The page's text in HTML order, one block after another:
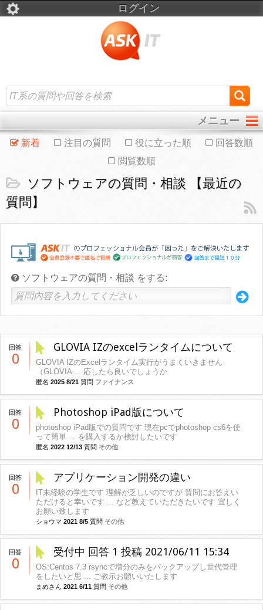
ログイン
メニュー
新着 注目の質問 役に立った順
回答数順
閲覧数順
ソフトウェアの質問・相談 【最近の
質問】
ソフトウェアの質問・相談 をする:
回答
0
GLOVIA IZのexcelランタイムについて
GLOVIA IZのExcelランタイム実行がうまくいきません
（GLOVIA ... 応したら良いでしょうか
匿名 2025 8/21 質問 ファイナンス
回答
0
Photoshop iPad版について
photoshop iPad版での質問です 現在pcでphotoshop cs6を使
って簡単 ... を購入するか検討したいです
匿名 2022 12/13 質問 その他
回答
0
アプリケーション開発の違い
IT未経験の学生です 理解が乏しいのですが 質問にお答えい
ただけると幸いです ... など教えていただきたいです 宜しく
お願い致します
ショウマ 2021 8/5 質問 その他
回答
0
受付中 回答 1 投稿 2021/06/11 15:34
OS:Centos 7.3 rsyncで増分のみをバックアップし世代管理
をしたいと思 ... ご教示お願いいたします
まめさん 2021 6/11 質問 その他